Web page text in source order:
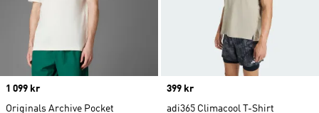
Price
1 099 kr
Originals Archive Pocket
Price
399 kr
adi365 Climacool T-Shirt